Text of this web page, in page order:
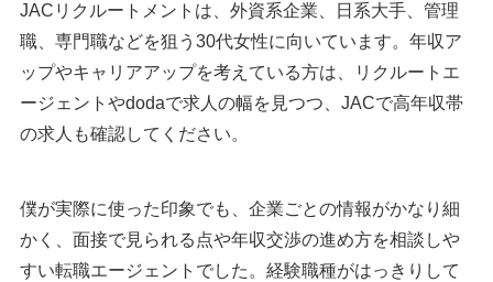
JACリクルートメントは、外資系企業、日系大手、管理
職、専門職などを狙う30代女性に向いています。年収ア
ップやキャリアアップを考えている方は、リクルートエ
ージェントやdodaで求人の幅を見つつ、JACで高年収帯
の求人も確認してください。
僕が実際に使った印象でも、企業ごとの情報がかなり細
かく、面接で見られる点や年収交渉の進め方を相談しや
すい転職エージェントでした。経験職種がはっきりして